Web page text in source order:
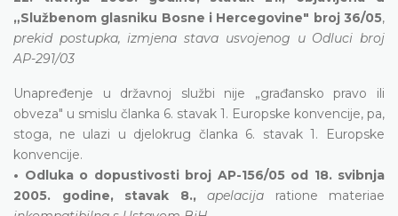
„Službenom glasniku Bosne i Hercegovine" broj 36/05,
prekid postupka, izmjena stava usvojenog u Odluci broj
AP-291/03
Unapređenje u državnoj službi nije „građansko pravo ili
obveza" u smislu članka 6. stavak 1. Europske konvencije, pa,
stoga, ne ulazi u djelokrug članka 6. stavak 1. Europske
konvencije.
• Odluka o dopustivosti broj AP-156/05 od 18. svibnja
2005. godine, stavak 8., apelacija ratione materiae